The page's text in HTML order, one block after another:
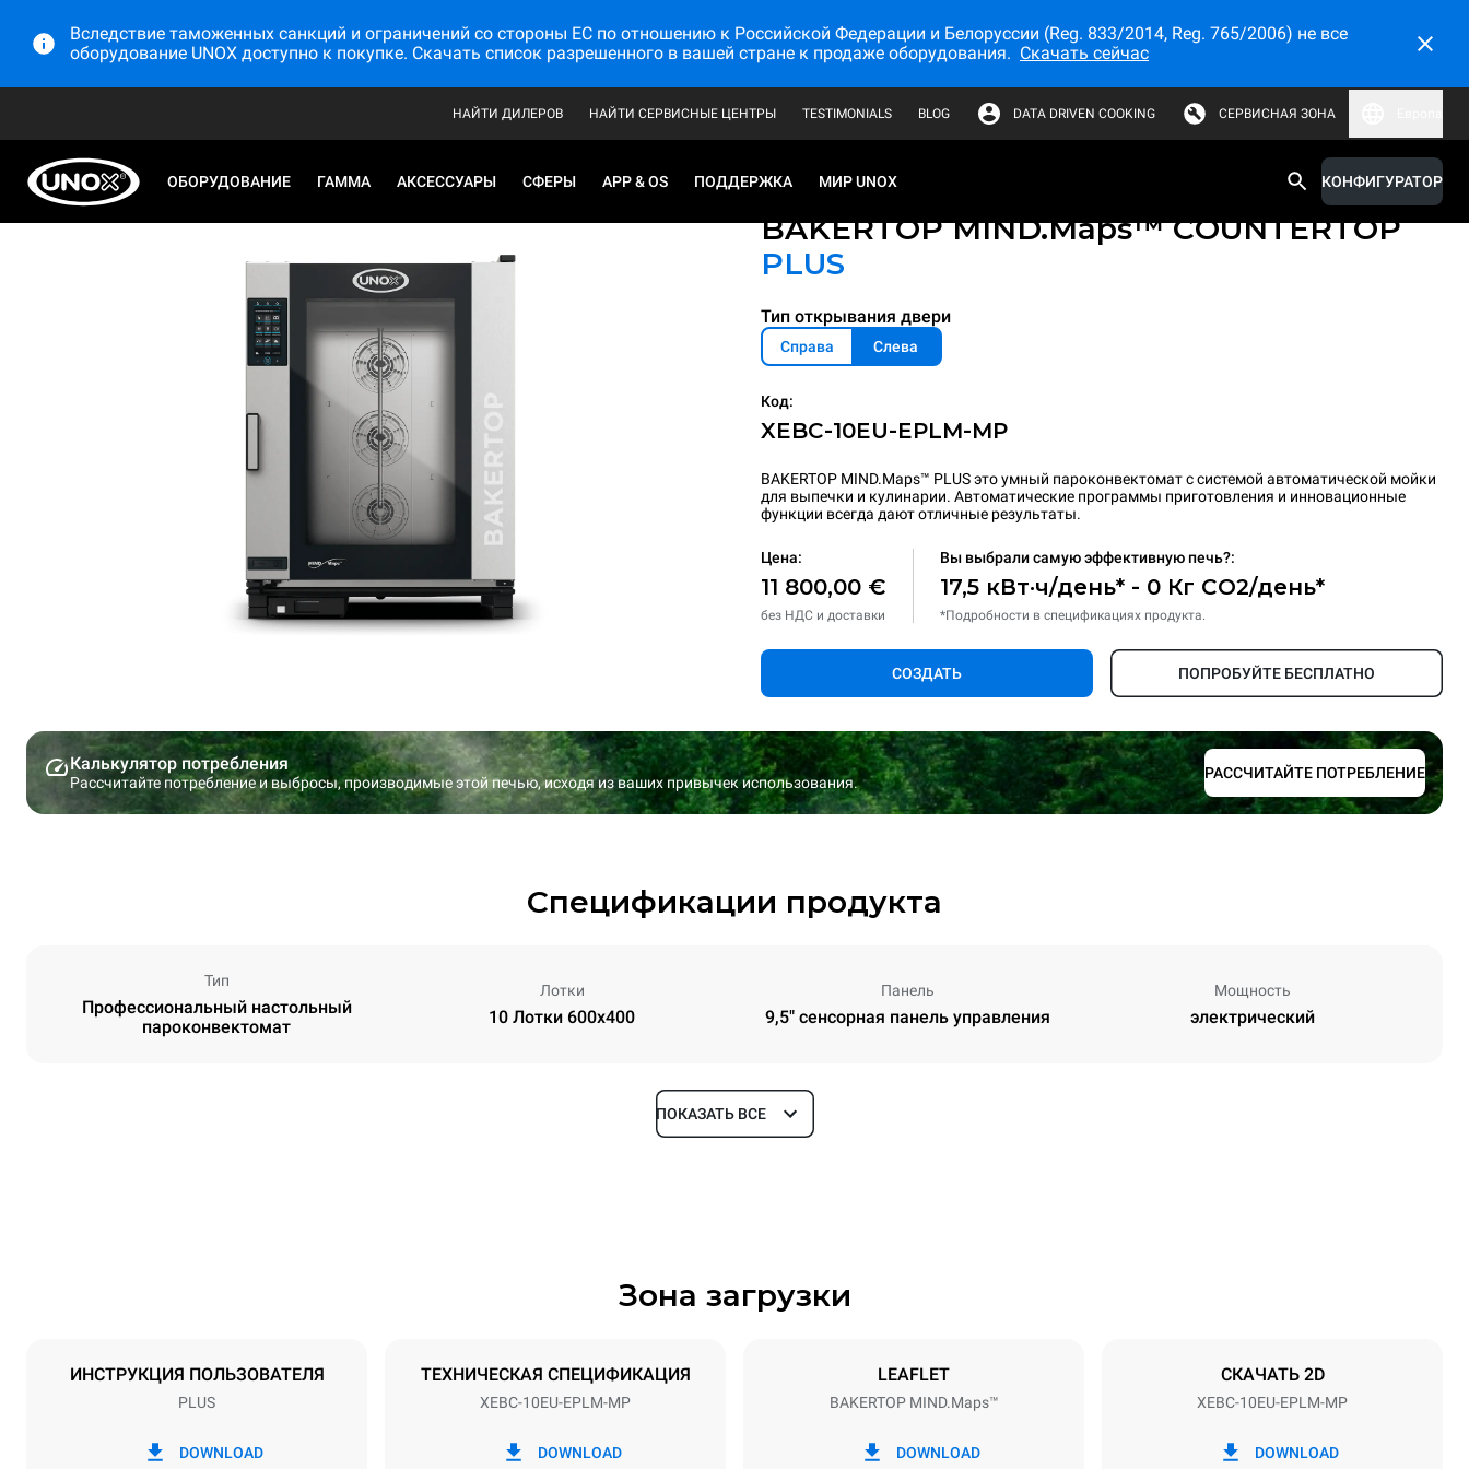
Вследствие таможенных санкций и ограничений со стороны ЕС по отношению к Российской Федерации и Белоруссии (Reg. 833/2014, Reg. 765/2006) не все
оборудование UNOX доступно к покупке. Скачать список разрешенного в вашей стране к продаже оборудования. Скачать сейчас
НАЙТИ ДИЛЕРОВ НАЙТИ СЕРВИСНЫЕ ЦЕНТРЫ TESTIMONIALS BLOG DATA DRIVEN COOKING СЕРВИСНАЯ ЗОНА
ОБОРУДОВАНИЕ ГАММА АКСЕССУАРЫ СФЕРЫ APP & OS ПОДДЕРЖКА МИР UNOX КОНФИГУРАТОР
Профессиональный настольный пароконвектомат
BAKERTOP MIND.Maps™ COUNTERTOP
PLUS
Тип открывания двери
Справа Слева
Код:
XEBC-10EU-EPLM-MP
BAKERTOP MIND.Maps™ PLUS это умный пароконвектомат с системой автоматической мойки
для выпечки и кулинарии. Автоматические программы приготовления и инновационные
функции всегда дают отличные результаты.
Цена:
11 800,00 €
без НДС и доставки
Вы выбрали самую эффективную печь?:
17,5 кВт·ч/день* - 0 Кг CO2/день*
*Подробности в спецификациях продукта.
СОЗДАТЬ ПОПРОБУЙТЕ БЕСПЛАТНО
Калькулятор потребления
Рассчитайте потребление и выбросы, производимые этой печью, исходя из ваших привычек использования.
РАССЧИТАЙТЕ ПОТРЕБЛЕНИЕ
Спецификации продукта
Тип
Профессиональный настольный
пароконвектомат
Лотки
10 Лотки 600x400
Панель
9,5" сенсорная панель управления
Мощность
электрический
Глубина
Размер противня
380-415V 3N~ / 220-240V 3~ 21,3 kW / 21,3 kW
ПОКАЗАТЬ ВСЕ
Зона загрузки
ИНСТРУКЦИЯ ПОЛЬЗОВАТЕЛЯ
PLUS
DOWNLOAD
ТЕХНИЧЕСКАЯ СПЕЦИФИКАЦИЯ
XEBC-10EU-EPLM-MP
DOWNLOAD
LEAFLET
BAKERTOP MIND.Maps™
DOWNLOAD
СКАЧАТЬ 2D
XEBC-10EU-EPLM-MP
DOWNLOAD